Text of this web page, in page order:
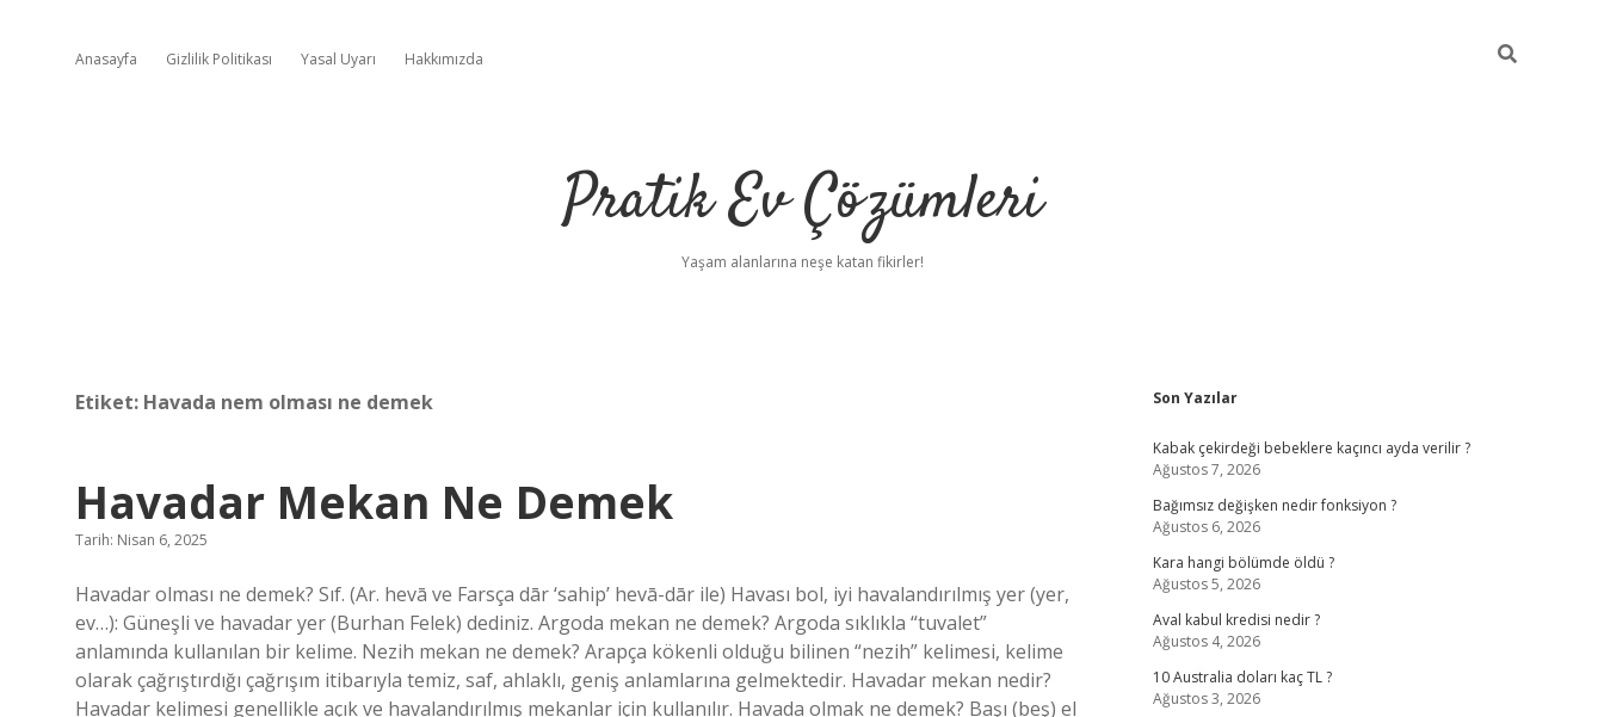
Anasayfa Gizlilik Politikası Yasal Uyarı Hakkımızda
Pratik Ev Çözümleri
Yaşam alanlarına neşe katan fikirler!
Etiket: Havada nem olması ne demek
Havadar Mekan Ne Demek
Tarih: Nisan 6, 2025
Havadar olması ne demek? Sıf. (Ar. hevā ve Farsça dār ‘sahip’ hevā-dār ile) Havası bol, iyi havalandırılmış yer (yer,
ev…): Güneşli ve havadar yer (Burhan Felek) dediniz. Argoda mekan ne demek? Argoda sıklıkla “tuvalet”
anlamında kullanılan bir kelime. Nezih mekan ne demek? Arapça kökenli olduğu bilinen “nezih” kelimesi, kelime
olarak çağrıştırdığı çağrışım itibarıyla temiz, saf, ahlaklı, geniş anlamlarına gelmektedir. Havadar mekan nedir?
Havadar kelimesi genellikle açık ve havalandırılmış mekanlar için kullanılır. Havada olmak ne demek? Başı (beş) el
Sidebar
Son Yazılar
Kabak çekirdeği bebeklere kaçıncı ayda verilir ?
Ağustos 7, 2026
Bağımsız değişken nedir fonksiyon ?
Ağustos 6, 2026
Kara hangi bölümde öldü ?
Ağustos 5, 2026
Aval kabul kredisi nedir ?
Ağustos 4, 2026
10 Australia doları kaç TL ?
Ağustos 3, 2026